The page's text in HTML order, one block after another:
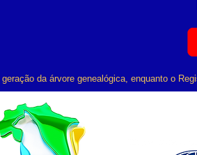
da árvore genealógica, enquanto o